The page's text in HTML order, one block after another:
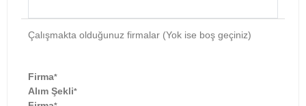
Çalışmakta olduğunuz firmalar (Yok ise boş geçiniz)
Firma*
Alım Şekli*